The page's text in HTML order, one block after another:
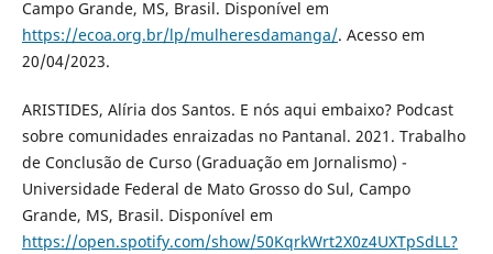
Campo Grande, MS, Brasil. Disponível em
https://ecoa.org.br/lp/mulheresdamanga/. Acesso em
20/04/2023.
ARISTIDES, Alíria dos Santos. E nós aqui embaixo? Podcast
sobre comunidades enraizadas no Pantanal. 2021. Trabalho
de Conclusão de Curso (Graduação em Jornalismo) -
Universidade Federal de Mato Grosso do Sul, Campo
Grande, MS, Brasil. Disponível em
https://open.spotify.com/show/50KqrkWrt2X0z4UXTpSdLL?